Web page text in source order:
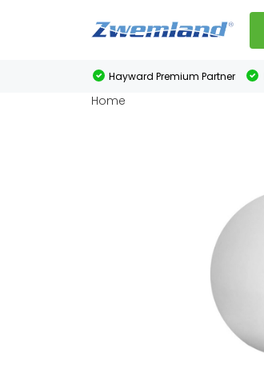
Hayward Premium Partner
Home